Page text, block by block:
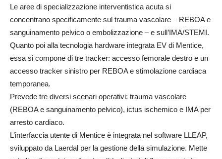
Le aree di specializzazione interventistica acuta si
concentrano specificamente sul trauma vascolare – REBOA e
sanguinamento pelvico o embolizzazione – e sull’IMA/STEMI.
Quanto poi alla tecnologia hardware integrata EV di Mentice,
essa si compone di tre tracker: accesso femorale destro e un
accesso tracker sinistro per REBOA e stimolazione cardiaca
temporanea.
Prevede tre diversi scenari operativi: trauma vascolare
(REBOA e sanguinamento pelvico), ictus ischemico e IMA per
arresto cardiaco.
L’interfaccia utente di Mentice è integrata nel software LLEAP,
sviluppato da Laerdal per la gestione della simulazione. Mette